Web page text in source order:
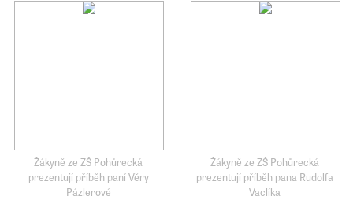
Žákyně ze ZŠ Pohůrecká
prezentují příběh paní Věry
Pázlerové
Žákyně ze ZŠ Pohůrecká
prezentují příběh pana Rudolfa
Vaclíka